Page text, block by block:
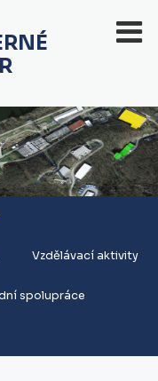
Vzdělávací aktivity
spolupráce